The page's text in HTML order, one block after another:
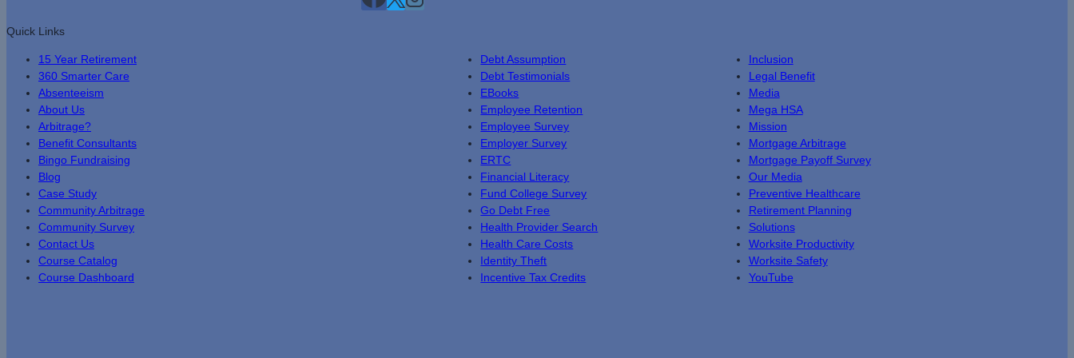
Quick Links
15 Year Retirement
360 Smarter Care
Absenteeism
About Us
Arbitrage?
Benefit Consultants
Bingo Fundraising
Blog
CasE Study
Community Arbitrage
Community Survey
Contact Us
Course Catalog
Course Dashboard
Debt Assumption
Debt Testimonials
EBooks
Employee Retention
Employee Survey
Employer Survey
ERTC
Financial Literacy
Fund College Survey
Go Debt Free
Health Provider Search
Health Care Costs
Identity Theft
Incentive Tax Credits
Inclusion
Legal Benefit
Media
Mega HSA
Mission
Mortgage Arbitrage
Mortgage Payoff Survey
Our Media
Preventive Healthcare
Retirement Planning
Solutions
Worksite Productivity
Worksite Safety
YouTube